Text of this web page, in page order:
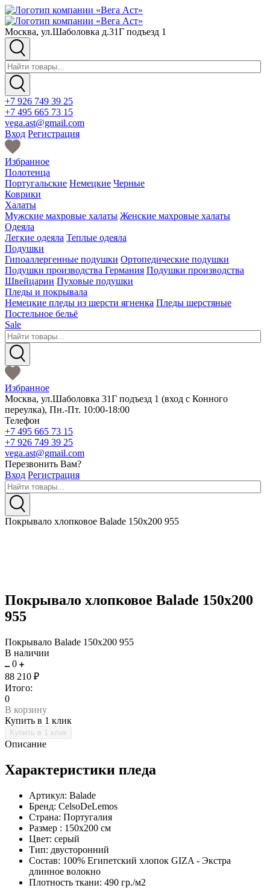
Москва, ул.Шаболовка д.31Г подъезд 1
+7 926 749 39 25
+7 495 665 73 15
vega.ast@gmail.com
Вход Регистрация
Избранное
Полотенца
Португальские Немецкие Черные
Коврики
Халаты
Мужские махровые халаты Женские махровые халаты
Одеяла
Легкие одеяла Теплые одеяла
Подушки
Гипоаллергенные подушки Ортопедические подушки
Подушки производства Германия Подушки производства
Швейцарии Пуховые подушки
Пледы и покрывала
Немецкие пледы из шерсти ягненка Пледы шерстяные
Постельное бельё
Sale
Избранное
Москва, ул.Шаболовка 31Г подъезд 1 (вход с Конного
переулка), Пн.-Пт. 10:00-18:00
Телефон
+7 495 665 73 15
+7 926 749 39 25
vega.ast@gmail.com
Перезвонить Вам?
Вход Регистрация
Покрывало хлопковое Balade 150x200 955
Покрывало хлопковое Balade 150x200
955
Покрывало Balade 150x200 955
В наличии
0
88 210 ₽
Итого:
0
В корзину
Купить в 1 клик
Описание
Характеристики пледа
Артикул: Balade
Бренд: CelsoDeLemos
Страна: Португалия
Размер : 150х200 см
Цвет: серый
Тип: двусторонний
Состав: 100% Египетский хлопок GIZA - Экстра
длинное волокно
Плотность ткани: 490 гр./м2